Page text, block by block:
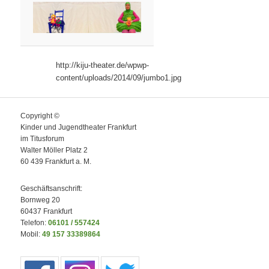
http://kiju-theater.de/wpwp-
content/uploads/2014/09/jumbo1.jpg
Copyright ©
Kinder und Jugendtheater Frankfurt
im Titusforum
Walter Möller Platz 2
60 439 Frankfurt a. M.
Geschäftsanschrift:
Bornweg 20
60437 Frankfurt
Telefon:06101 / 557424
Mobil:49 157 33389864